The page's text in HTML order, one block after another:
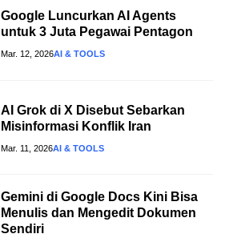
Google Luncurkan AI Agents
untuk 3 Juta Pegawai Pentagon
Mar. 12, 2026AI & TOOLS
AI Grok di X Disebut Sebarkan
Misinformasi Konflik Iran
Mar. 11, 2026AI & TOOLS
Gemini di Google Docs Kini Bisa
Menulis dan Mengedit Dokumen
Sendiri